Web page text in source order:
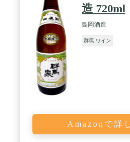
造 720ml
島岡酒造
群馬 ワイン
Amazonで詳